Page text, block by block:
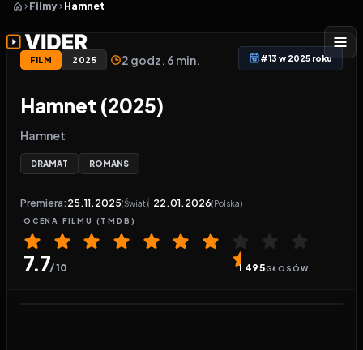
Filmy Hamnet
FILM 2025 2 godz. 6 min. #13 w 2025 roku
Hamnet (2025)
Hamnet
DRAMAT ROMANS
Premiera: 25.11.2025(Świat) 22.01.2026(Polska)
OCENA FILMU (TMDB)
7.7/ 10 1 495GŁOSÓW